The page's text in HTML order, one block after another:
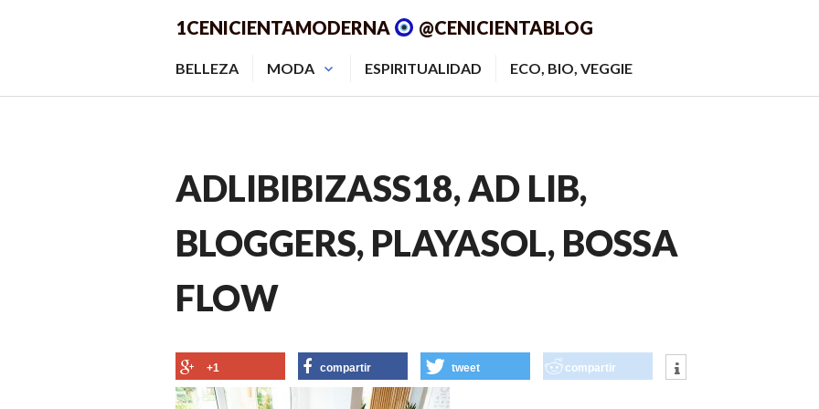
1CENICIENTAMODERNA @CENICIENTABLOG
BELLEZA MODA ESPIRITUALIDAD ECO, BIO, VEGGIE
ADLIBIBIZASS18, AD LIB,
BLOGGERS, PLAYASOL, BOSSA
FLOW
+1 compartir tweet compartir